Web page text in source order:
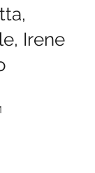
Irene